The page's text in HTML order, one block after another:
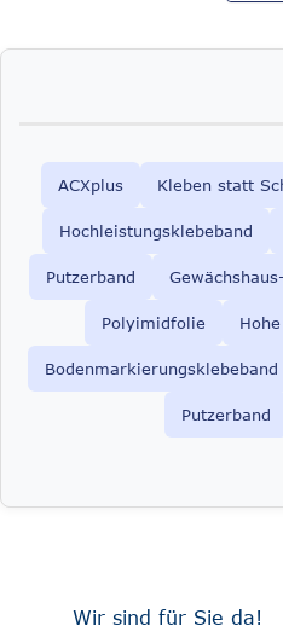
ACXplus Kleben statt
Hochleistungsklebeband
Putzerband
Polyimidfolie
Bodenmarkierungsklebeband
Putzerband
Wir sind für Sie da!